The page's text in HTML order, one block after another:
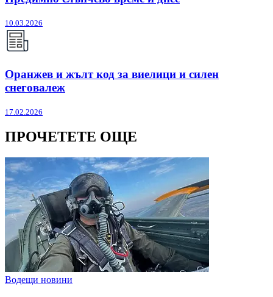
10.03.2026
Оранжев и жълт код за виелици и силен
снеговалеж
17.02.2026
ПРОЧЕТЕТЕ ОЩЕ
Водещи новини